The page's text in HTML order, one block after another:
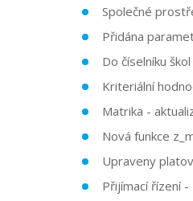
Společné
Přidána
Do číselníku
Kriteriální
Matrika -
Nová funkce
Upraveny
Přijímací řízení